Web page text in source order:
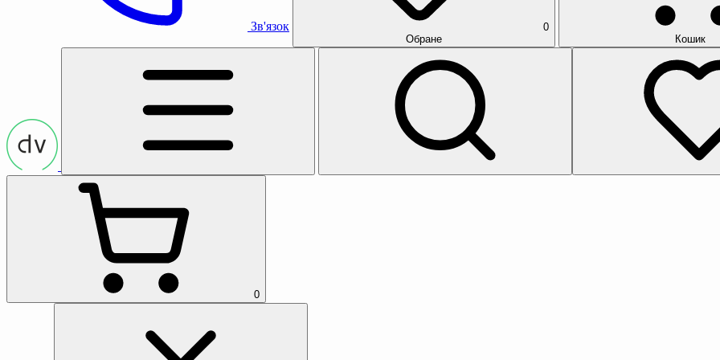
Зв'язок
0
Обране
Кошик
0